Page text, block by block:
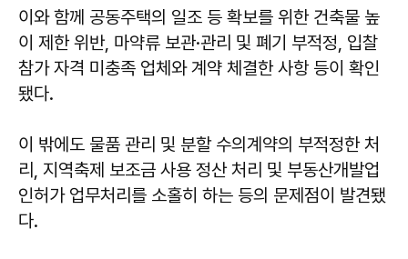
이와 함께 공동주택의 일조 등 확보를 위한 건축물 높
이 제한 위반, 마약류 보관·관리 및 폐기 부적정, 입찰
참가 자격 미충족 업체와 계약 체결한 사항 등이 확인
됐다.
이 밖에도 물품 관리 및 분할 수의계약의 부적정한 처
리, 지역축제 보조금 사용 정산 처리 및 부동산개발업
인허가 업무처리를 소홀히 하는 등의 문제점이 발견됐
다.